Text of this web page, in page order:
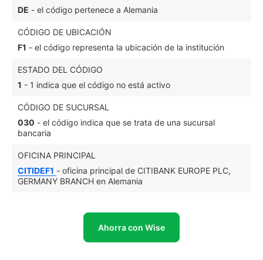
DE - el código pertenece a Alemania
CÓDIGO DE UBICACIÓN
F1 - el código representa la ubicación de la institución
ESTADO DEL CÓDIGO
1 - 1 indica que el código no está activo
CÓDIGO DE SUCURSAL
030 - el código indica que se trata de una sucursal
bancaria
OFICINA PRINCIPAL
CITIDEF1 - oficina principal de CITIBANK EUROPE PLC,
GERMANY BRANCH en Alemania
Ahorra con Wise